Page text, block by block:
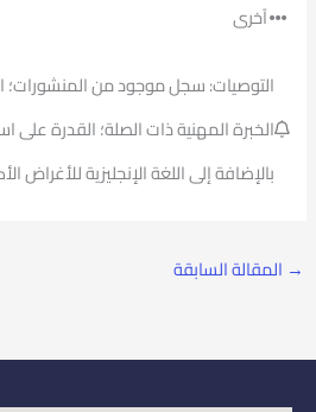
آخرى
التوصيات: سجل موجود من المنشورات؛
الخبرة المهنية ذات الصلة؛ القدرة
بالإضافة إلى اللغة الإنجليزية للأغراض
→ المقالة السابقة